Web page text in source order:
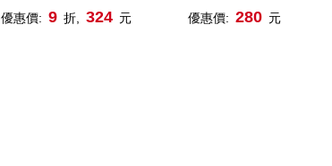
優惠價: 9 折, 324 元 優惠價: 280 元